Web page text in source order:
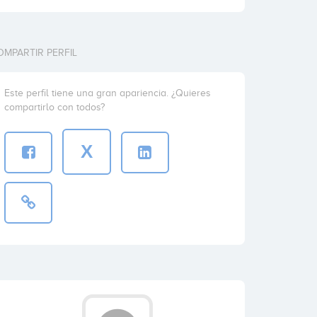
PERFIL
Este perfil tiene una gran apariencia. ¿Quieres
compartirlo con todos?
X